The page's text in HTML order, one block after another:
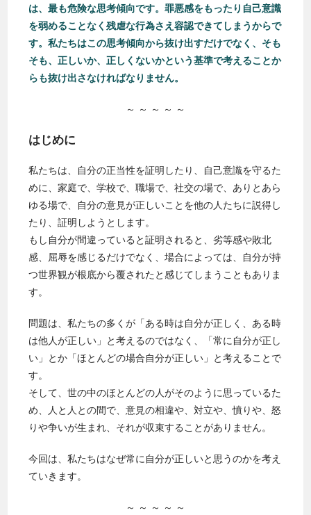
は、最も危険な思考傾向です。罪悪感をもったり自己意識
を弱めることなく残虐な行為さえ容認できてしまうからで
す。私たちはこの思考傾向から抜け出すだけでなく、 そも
そも、正しいか、正しくないかという基準で考えることか
らも抜け出さなければなりません。
～ ～ ～ ～ ～
はじめに
私たちは、自分の正当性を証明したり、自己意識を守るた
めに、家庭で、学校で、職場で、社交の場で、ありとあら
ゆる場で、自分の意見が正しいことを他の人たちに説得し
たり、証明しようとします。
もし自分が間違っていると証明されると、劣等感や敗北
感、屈辱を感じるだけでなく、場合によっては、自分が持
つ世界観が根底から覆されたと感じてしまうこともありま
す。
問題は、私たちの多くが「ある時は自分が正しく、ある時
は他人が正しい」と考えるのではなく、「常に自分が正し
い」とか「ほとんどの場合自分が正しい」と考えることで
す。
そして、世の中のほとんどの人がそのように思っているた
め、人と人との間で、意見の相違や、対立や、憤りや、怒
りや争いが生まれ、それが収束することがありません。
今回は、私たちはなぜ常に自分が正しいと思うのかを考え
ていきます。
～ ～ ～ ～ ～